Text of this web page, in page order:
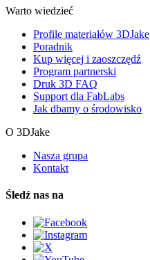
Warto wiedzieć
Profile materiałów 3DJake
Poradnik
Kup więcej i zaoszczędź
Program partnerski
Druk 3D FAQ
Support dla FabLabs
Jak dbamy o środowisko
O 3DJake
Nasza grupa
Kontakt
Śledź nas na